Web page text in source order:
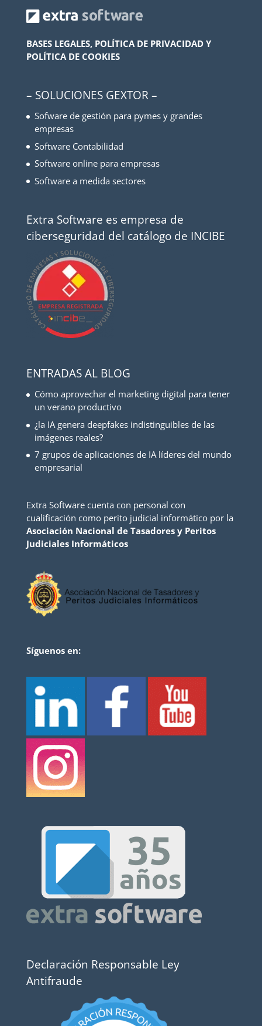
BASES LEGALES, POLÍTICA DE PRIVACIDAD Y
POLÍTICA DE COOKIES
– SOLUCIONES GEXTOR –
Sofware de gestión para pymes y grandes
empresas
Software Contabilidad
Software online para empresas
Software a medida sectores
Extra Software es empresa de
ciberseguridad del catálogo de INCIBE
ENTRADAS AL BLOG
Cómo aprovechar el marketing digital para tener
un verano productivo
¿la IA genera deepfakes indistinguibles de las
imágenes reales?
7 grupos de aplicaciones de IA líderes del mundo
empresarial
Extra Software cuenta con personal con
cualificación como perito judicial informático por la
Asociación Nacional de Tasadores y Peritos
Judiciales Informáticos
Síguenos en:
Declaración Responsable Ley
Antifraude